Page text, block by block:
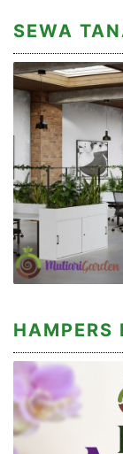
SEWA
HAMPERS